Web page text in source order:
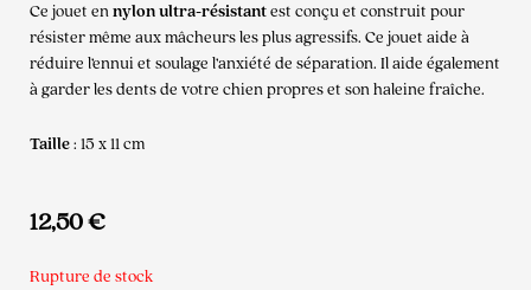
Ce jouet ennylon ultra-résistantest conçu et construit pour
résister même aux mâcheurs les plus agressifs. Ce jouet aide à
réduire l’ennui et soulage l’anxiété de séparation. Il aide également
à garder les dents de votre chien propres et son haleine fraîche.
Taille: 15 x 11 cm
12,50€
Rupture de stock